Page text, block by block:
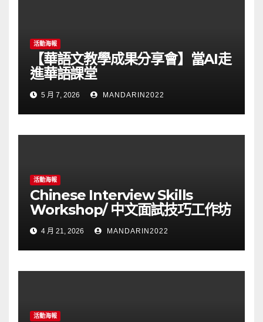
活動海報
【華語文教學成果分享會】當AI走
進華語課堂
5 月 7, 2026 MANDARIN2022
活動海報
Chinese Interview Skills
Workshop/ 中文面試技巧工作坊
4 月 21, 2026 MANDARIN2022
活動海報